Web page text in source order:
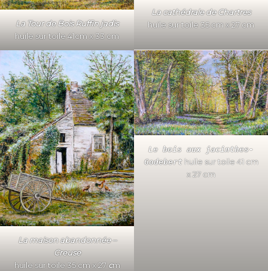
La Tour de Bois Ruffin jadis
huile sur toile 41cm x 33 cm
La cathédrale de Chartres
huile sur toile 35 cm x 27 cm
La maison abandonnée –
Creuse
huile sur toile 35 cm x 27cm
Le bois aux jacinthes-
Godeberthuile sur toile 41 cm
x 27 cm